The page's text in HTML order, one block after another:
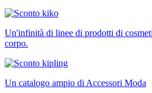
Un'infinità di linee di prodotti di
corpo.
Un catalogo ampio di Accessori Moda